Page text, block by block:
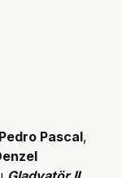
Pedro Pascal,